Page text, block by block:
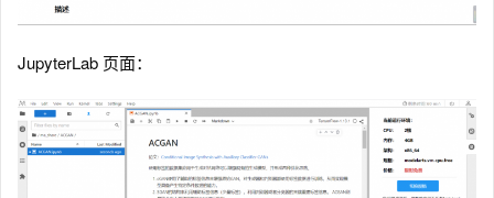
JupyterLab 页面：